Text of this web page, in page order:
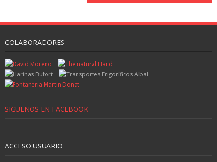
COLABORADORES
SIGUENOS EN FACEBOOK
ACCESO USUARIO